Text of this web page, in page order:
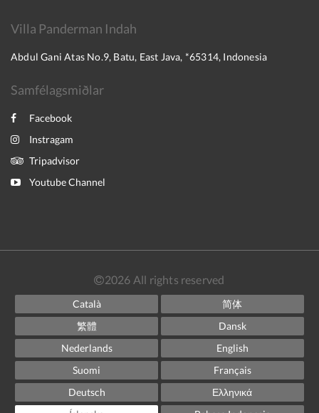
Villa Panderman Indah
Abdul Gani Atas No.9, Batu, East Java, *65314, Indonesia
Samfélagsmiðlar
Facebook
Instragam
Tripadvisor
Youtube Channel
2026 All rights reserved
Català
简体
繁體
Dansk
Nederlands
English
Suomi
Français
Deutsch
Ελληνικά